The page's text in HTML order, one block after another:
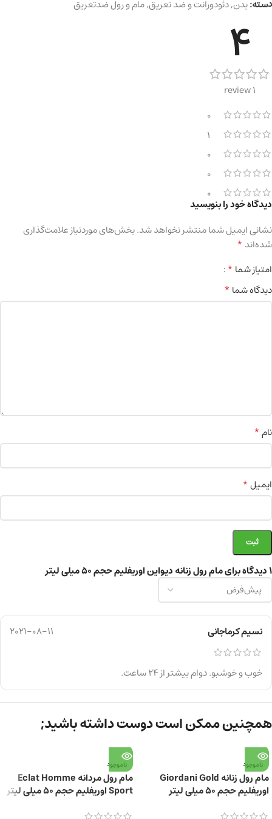
دسته:بدن,دئودورانت و ضد تعریق,مام و رول ضدتعریق
4
1 review
0
1
0
0
0
1 دیدگاه برای مام رول زنانه دیواین اوریفلیم حجم ۵۰ میلی لیتر
نسیم کرماجانی 2021-08-11
خوب و خوشبو. دوام بیشتر از ۲۴ ساعت.
دیدگاه خود را بنویسید
نشانی ایمیل شما منتشر نخواهد شد.بخش‌های موردنیاز علامت‌گذاری
شده‌اند*
امتیاز شما*
دیدگاه شما*
نام*
ایمیل*
همچنین ممکن است دوست داشته باشید;
ناموجود
مام رول زنانه Giordani Gold
اوریفلیم حجم ۵۰ میلی لیتر
ناموجود
مام رول مردانه Eclat Homme
Sport اوریفلیم حجم ۵۰ میلی لیتر